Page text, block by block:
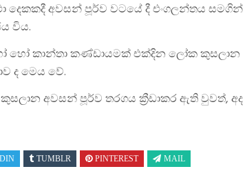
දෙකකදී අවසන් පූර්ව වටයේ දී එංගලන්තය සමගින්
විය.
හෝ කාන්තා කණ්ඩායමක් එක්දින ලෝක කුසලාන
ද මෙය වේ.
අවසන් පූර්ව තරගය ක්‍රීඩාකර ඇති වුවත්, අද
TUMBLR PINTEREST MAIL